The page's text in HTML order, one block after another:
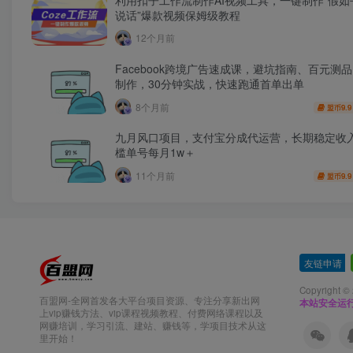
说话”爆款视频保姆级教程
12个月前
Facebook跨境广告速成课，避坑指南、百元测
制作，30分钟实战，快速跑通首单出单
8个月前 盟币9.9
九月风口项目，支付宝分成代运营，长期稳定收
槛单号每月1w＋
11个月前 盟币9.9
百盟网-全网首发各大平台项目资源、专注分享新出网
上vip赚钱方法、vip课程视频教程、付费网络课程以及
网赚培训，学习引流、建站、赚钱等，学项目技术从这
里开始！
友链申请
Copyright ©
本站安全运